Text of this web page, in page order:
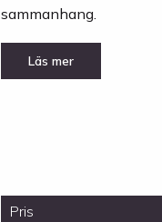
sammanhang.
Pris